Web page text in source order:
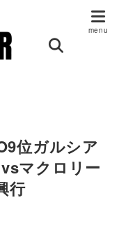
位ガルシア
マクロリー
行